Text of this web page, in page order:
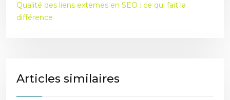
Qualité des liens externes en SEO : ce qui fait la
différence
Articles similaires